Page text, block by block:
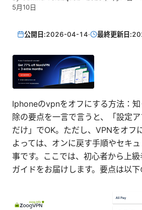
5月10日
公開日:2026-04-14· 最終更新日:
Iphoneのvpnをオフにする方法：
除の要点を一言で言うと、「設定
だけ」でOK。ただし、VPNをオフ
よっては、オンに戻す手順やセキ
事です。ここでは、初心者から上
ガイドをお届けします。要点は以下